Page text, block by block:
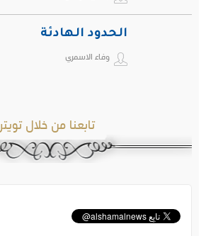
الحدود الهادئة
وفاء الاسمري
تابعنا من خلال تويتر